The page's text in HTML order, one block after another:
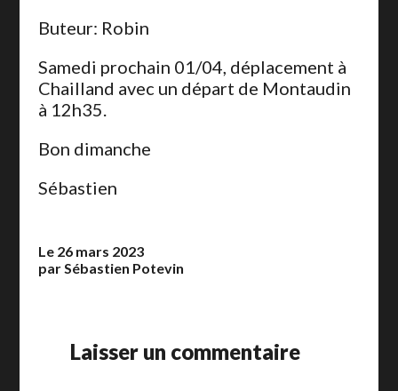
Buteur: Robin
Samedi prochain 01/04, déplacement à
Chailland avec un départ de Montaudin
à 12h35.
Bon dimanche
Sébastien
Le 26 mars 2023
par Sébastien Potevin
Laisser un commentaire